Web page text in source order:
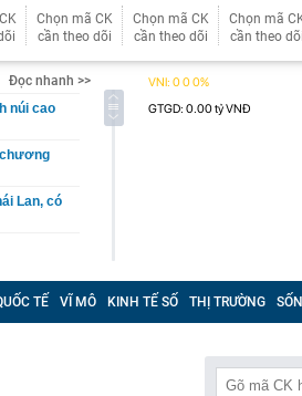
Chọn mã CK
cần theo dõi
Chọn mã CK
cần theo dõi
Chọn mã
cần theo dõi
Đọc nhanh >>
núi cao
Lan, có
ruột"
xã
lại
TẾ VĨ MÔ KINH TẾ SỐ THỊ TRƯỜNG